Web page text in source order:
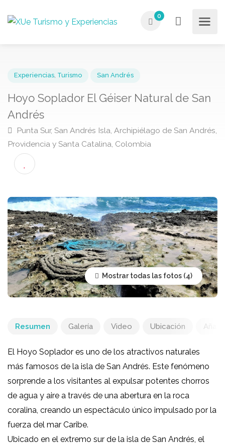
0
Hoyo Soplador El Géiser Natural de
Andrés
Punta Sur, San Andrés Isla, Archipiélago de San
Providencia y Santa Catalina, Colombia
Mostrar todas las fotos
Resumen Galería Video Ubicación
El Hoyo Soplador es uno de los atractivos naturales
más famosos de la isla de San Andrés. Este fenómeno
sorprende a los visitantes al expulsar potentes chorros
de agua y aire a través de una abertura en la roca
coralina, creando un espectáculo único impulsado por la
fuerza del mar Caribe.
Ubicado en el extremo sur de la isla de San Andrés, el